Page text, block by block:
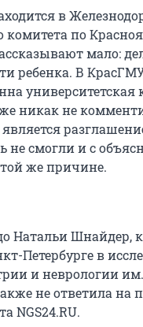
в
комитета по
мало:
ребенка. В
университетская
никак не
является
не смогли и с
же причине.
Натальи Шнайдер,
Петербурге в
и неврологии им.
не ответила на
NGS24.RU.